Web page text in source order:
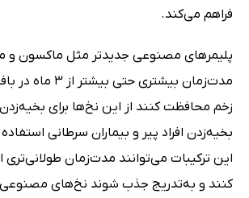
فراهم می‌کند.
پلیمرهای مصنوعی جدیدتر مثل ماکسون و
مدت‌زمان بیشتری
زخم محافظت کنند از این نخ‌ها برای
بخیه‌زدن افراد پیر و بیماران سرطانی
این ترکیبات می‌توانند مدت‌زمان
کنند و به‌تدریج جذب شوند نخ‌های